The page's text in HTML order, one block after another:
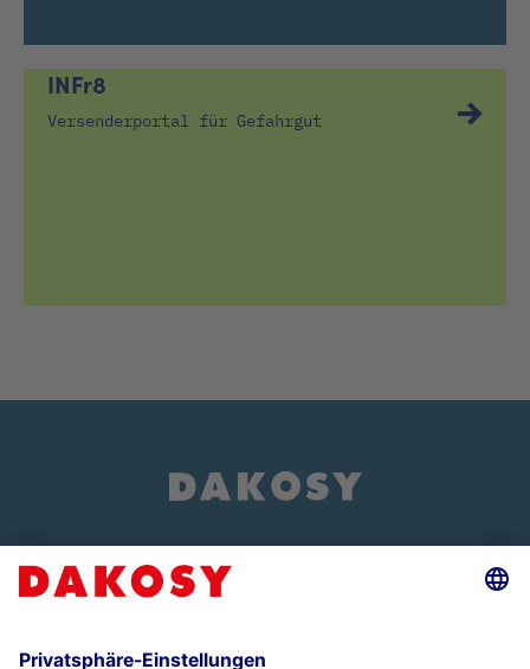
INFr8
Versenderportal für Gefahrgut
Events und Veranstaltungen